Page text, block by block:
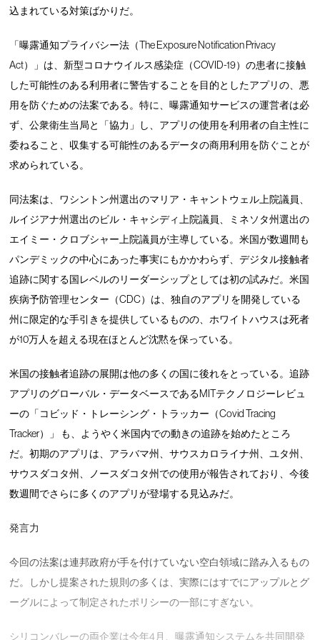
込まれている対策ばかりだ。
「曝露通知プライバシー法（The Exposure Notification Privacy
Act）」は、新型コロナウイルス感染症（COVID-19）の患者に接触
した可能性のある利用者に警告することを目的としたアプリの、悪
用を防ぐための法案である。特に、曝露通知サービスの運営者は必
ず、公衆衛生当局と「協力」し、アプリの使用を利用者の自主性に
委ねること、収集する可能性のあるデータの商用利用を防ぐことが
求められている。
同法案は、ワシントン州選出のマリア・キャントウェル上院議員、
ルイジアナ州選出のビル・キャシディ上院議員、ミネソタ州選出の
エイミー・クロブシャー上院議員が主導している。米国が数週間も
パンデミックの中心にあった事実にもかかわらず、デジタル接触者
追跡に関する国レベルのリーダーシップとしては初の試みだ。米国
疾病予防管理センター（CDC）は、独自のアプリを開発している
州に限定的な手引きを提供しているものの、ホワイトハウスは死者
が10万人を超える現在ほとんど沈黙を保っている。
米国の接触者追跡の展開は他の多くの国に後れをとっている。追跡
アプリのグローバル・データベースであるMITテクノロジーレビュ
ーの「コビッド・トレーシング・トラッカー（Covid Tracing
Tracker）」 も、ようやく米国内での動きの追跡を始めたところ
だ。初期のアプリは、アラバマ州、サウスカロライナ州、ユタ州、
サウスダコタ州、ノースダコタ州での使用が報告されており、今後
数週間でさらに多くのアプリが登場する見込みだ。
発言力
今回の法案は連邦政府が手を付けていない空白領域に踏み入るもの
だ。しかし提案された規則の多くは、実際にはすでにアップルとグ
ーグルによって制定されたポリシーの一部にすぎない。
シリコンバレーの両企業は今年4月、曝露通知システムを共同開発